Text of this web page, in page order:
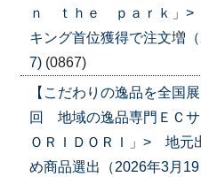
ｎ ｔｈｅ ｐａｒｋ」>
キング首位獲得で注文増
7) (0867)
【こだわりの逸品を全国
回 地域の逸品専門ＥＣサ
ＯＲＩＤＯＲＩ」> 地元
め商品選出（2026年3月